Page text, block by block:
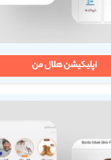
اپلیکیشن هلال من